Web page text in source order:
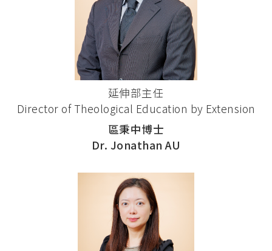
延伸部主任
Director of Theological Education by Extension
區秉中博士
Dr. Jonathan AU